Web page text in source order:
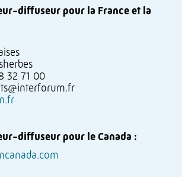
diffuseur pour la France et la
32 71 00
diffuseur pour le Canada :